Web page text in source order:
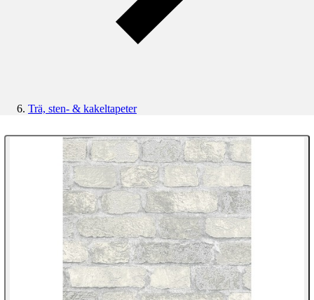
Trä, sten- & kakeltapeter